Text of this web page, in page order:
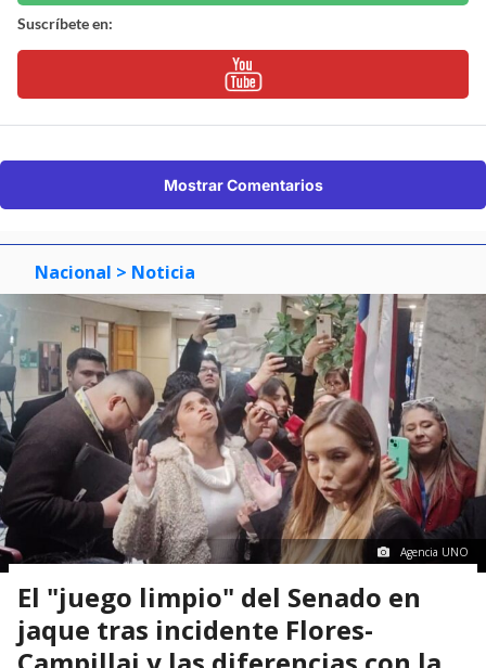
Suscríbete en:
Mostrar Comentarios
Nacional > Noticia
Agencia UNO
El "juego limpio" del Senado en
jaque tras incidente Flores-